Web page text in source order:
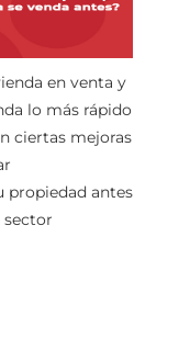
en venta y
lo más rápido
ciertas mejoras
propiedad antes
sector